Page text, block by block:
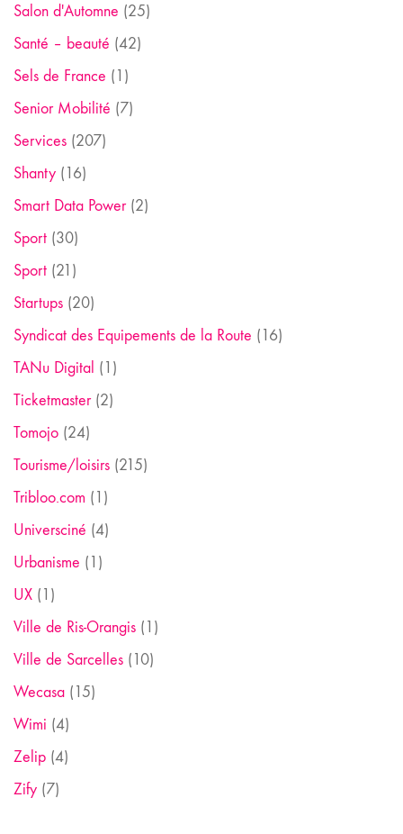
Salon d'Automne (25)
Santé – beauté (42)
Sels de France (1)
Senior Mobilité (7)
Services (207)
Shanty (16)
Smart Data Power(2)
Sport (30)
Sport (21)
Startups (20)
Syndicat des Equipements de la Route (16)
TANu Digital (1)
Ticketmaster(2)
Tomojo (24)
Tourisme/loisirs (215)
Tribloo.com (1)
Universciné (4)
Urbanisme (1)
UX (1)
Ville de Ris-Orangis (1)
Ville de Sarcelles (10)
Wecasa (15)
Wimi (4)
Zelip (4)
Zify (7)